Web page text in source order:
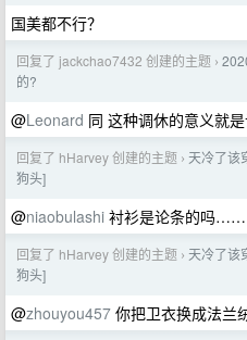
国美都不行？
回复了 jackchao7432 创建的主题 ›
的?
@Leonard 同 这种调休的意义就
回复了 hHarvey 创建的主题 › 天冷了该
狗头]
@niaobulashi 衬衫是论条的吗……
回复了 hHarvey 创建的主题 › 天冷了该
狗头]
@zhouyou457 你把卫衣换成法兰